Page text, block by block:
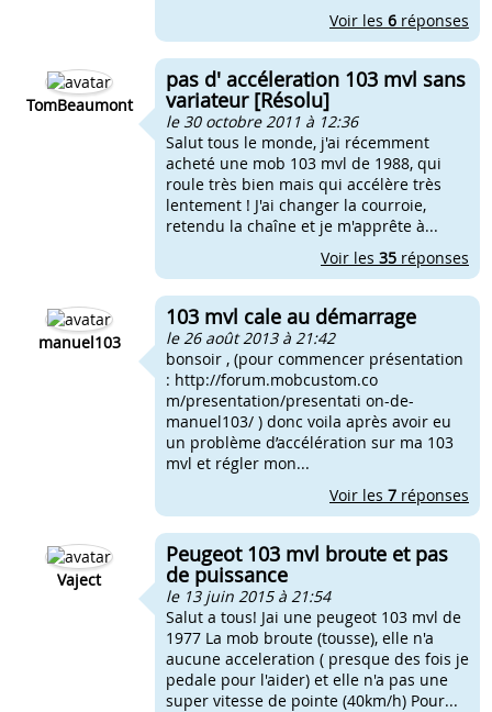
Voir les 6 réponses
TomBeaumont
pas d' accéleration 103 mvl sans
variateur [Résolu]
le 30 octobre 2011 à 12:36
Salut tous le monde, j'ai récemment
acheté une mob 103 mvl de 1988, qui
roule très bien mais qui accélère très
lentement ! J'ai changer la courroie,
retendu la chaîne et je m'apprête à...
Voir les 35 réponses
manuel103
103 mvl cale au démarrage
le 26 août 2013 à 21:42
bonsoir , (pour commencer présentation
: http://forum.mobcustom.co
m/presentation/presentati on-de-
manuel103/ ) donc voila après avoir eu
un problème d’accélération sur ma 103
mvl et régler mon...
Voir les 7 réponses
Vaject
Peugeot 103 mvl broute et pas
de puissance
le 13 juin 2015 à 21:54
Salut a tous! Jai une peugeot 103 mvl de
1977 La mob broute (tousse), elle n'a
aucune acceleration ( presque des fois je
pedale pour l'aider) et elle n'a pas une
super vitesse de pointe (40km/h) Pour...